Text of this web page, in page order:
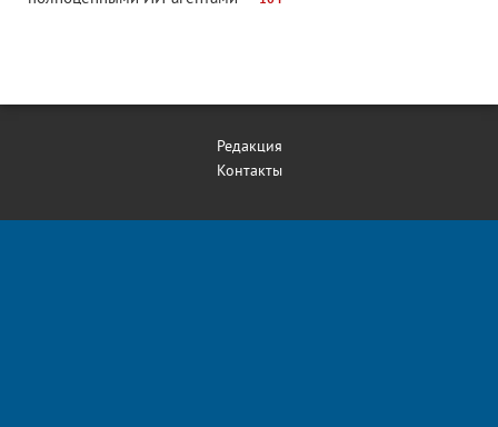
Редакция
Контакты